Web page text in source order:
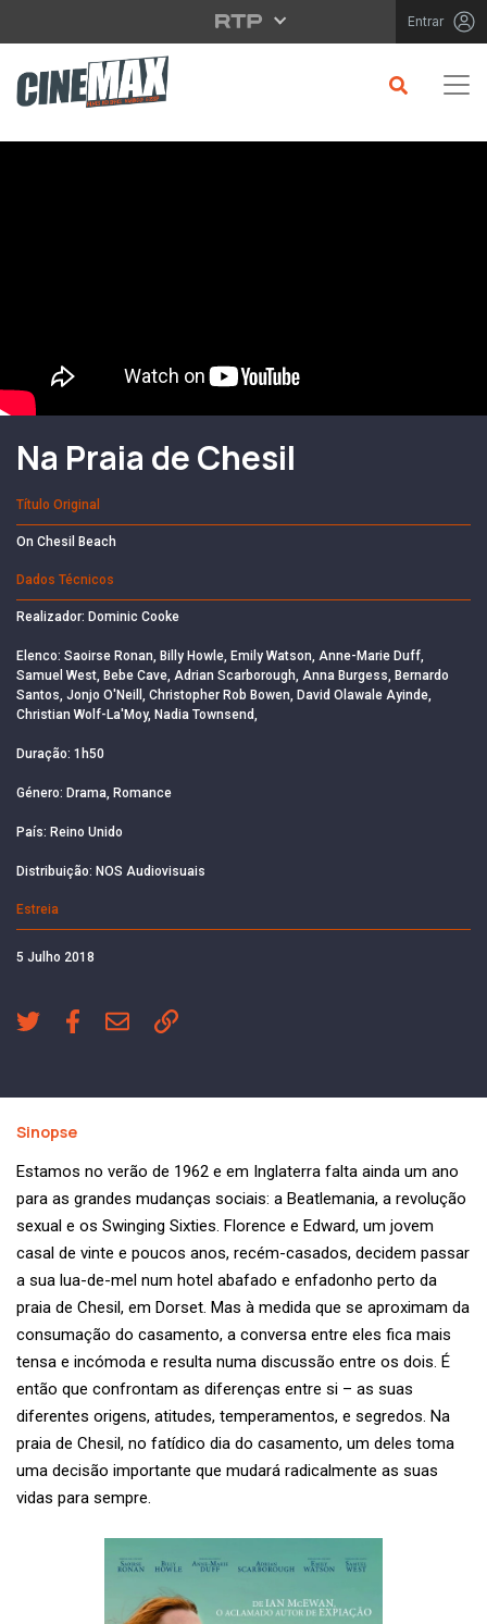
Saltar para o conteúdo principal Entrar
Filme em Cartaz
Na Praia de Chesil
Título Original
On Chesil Beach
Dados Técnicos
Realizador: Dominic Cooke
Elenco: Saoirse Ronan, Billy Howle, Emily Watson, Anne-Marie Duff,
Samuel West, Bebe Cave, Adrian Scarborough, Anna Burgess, Bernardo
Santos, Jonjo O'Neill, Christopher Rob Bowen, David Olawale Ayinde,
Christian Wolf-La'Moy, Nadia Townsend,
Duração: 1h50
Género: Drama, Romance
País: Reino Unido
Distribuição: NOS Audiovisuais
Estreia
5 Julho 2018
Sinopse
Estamos no verão de 1962 e em Inglaterra falta ainda um ano
para as grandes mudanças sociais: a Beatlemania, a revolução
sexual e os Swinging Sixties. Florence e Edward, um jovem
casal de vinte e poucos anos, recém-casados, decidem passar
a sua lua-de-mel num hotel abafado e enfadonho perto da
praia de Chesil, em Dorset. Mas à medida que se aproximam da
consumação do casamento, a conversa entre eles fica mais
tensa e incómoda e resulta numa discussão entre os dois. É
então que confrontam as diferenças entre si – as suas
diferentes origens, atitudes, temperamentos, e segredos. Na
praia de Chesil, no fatídico dia do casamento, um deles toma
uma decisão importante que mudará radicalmente as suas
vidas para sempre.